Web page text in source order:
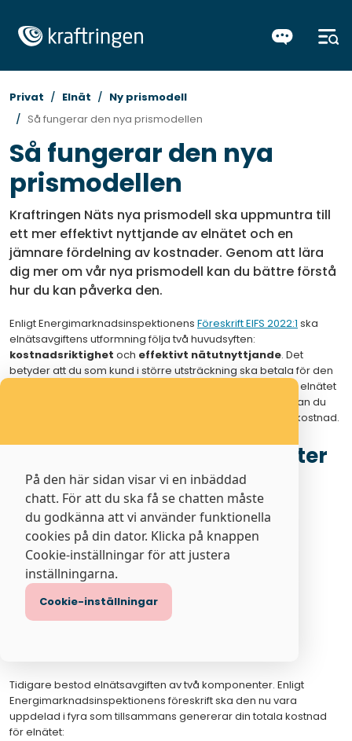
Privat Elnät
Ny prismodell
Så fungerar den nya prismodellen
Så fungerar den nya
prismodellen
Kraftringen Näts nya prismodell ska uppmuntra till
ett mer effektivt nyttjande av elnätet och en
jämnare fördelning av kostnader. Genom att lära
dig mer om vår nya prismodell kan du bättre förstå
hur du kan påverka den.
Enligt Energimarknadsinspektionens Föreskrift EIFS 2022:1 ska
elnätsavgiftens utformning följa två huvudsyften:
kostnadsriktighet och effektivt nätutnyttjande. Det
betyder att du som kund i större utsträckning ska betala för den
andel av elnätet som du nyttjar och samtidigt bidra till att elnätet
används mer effektiv. Beroende på hur du använder el kan du
påverka din elnätsavgift och i sin tur få en lägre månadskostnad.
Elnätsavgiftens komponenter
Tidigare bestod elnätsavgiften av två komponenter. Enligt
Energimarknadsinspektionens föreskrift ska den nu vara
uppdelad i fyra som tillsammans genererar din totala kostnad
för elnätet:
På den här sidan visar vi en inbäddad
chatt. För att du ska få se chatten måste
du godkänna att vi använder funktionella
cookies på din dator. Klicka på knappen
Cookie-inställningar för att justera
inställningarna.
Cookie-inställningar